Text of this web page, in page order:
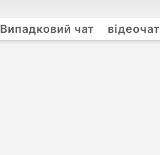
Випадковий чат відеочат